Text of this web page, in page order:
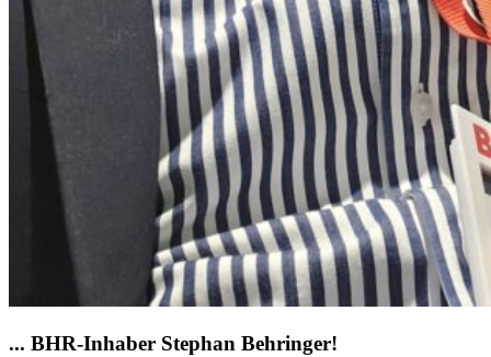
... BHR-Inhaber Stephan Behringer!